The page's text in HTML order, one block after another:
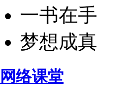
一书在手
梦想成真
网络课堂